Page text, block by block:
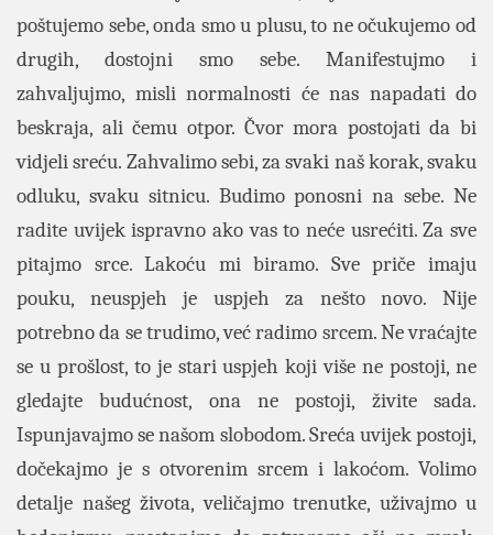
poštujemo sebe, onda smo u plusu, to ne očukujemo od
drugih, dostojni smo sebe. Manifestujmo i
zahvaljujmo, misli normalnosti će nas napadati do
beskraja, ali čemu otpor. Čvor mora postojati da bi
vidjeli sreću. Zahvalimo sebi, za svaki naš korak, svaku
odluku, svaku sitnicu. Budimo ponosni na sebe. Ne
radite uvijek ispravno ako vas to neće usrećiti. Za sve
pitajmo srce. Lakoću mi biramo. Sve priče imaju
pouku, neuspjeh je uspjeh za nešto novo. Nije
potrebno da se trudimo, već radimo srcem. Ne vraćajte
se u prošlost, to je stari uspjeh koji više ne postoji, ne
gledajte budućnost, ona ne postoji, živite sada.
Ispunjavajmo se našom slobodom. Sreća uvijek postoji,
dočekajmo je s otvorenim srcem i lakoćom. Volimo
detalje našeg života, veličajmo trenutke, uživajmo u